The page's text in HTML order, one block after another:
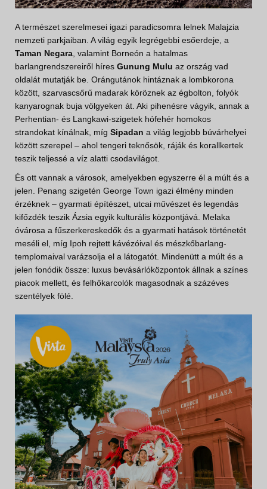
A természet szerelmesei igazi paradicsomra lelnek Malajzia
nemzeti parkjaiban. A világ egyik legrégebbi esőerdeje, a
Taman Negara , valamint Borneón a hatalmas
barlangrendszereiről híres Gunung Mulu az ország vad
oldalát mutatják be. Orángutánok hintáznak a lombkorona
között, szarvascsőrű madarak köröznek az égbolton, folyók
kanyarognak buja völgyeken át. Aki pihenésre vágyik, annak a
Perhentian- és Langkawi-szigetek hófehér homokos
strandokat kínálnak, míg Sipadan a világ legjobb búvárhelyei
között szerepel – ahol tengeri teknősök, ráják és korallkertek
teszik teljessé a víz alatti csodavilágot.
És ott vannak a városok, amelyekben egyszerre él a múlt és a
jelen. Penang szigetén George Town igazi élmény minden
érzéknek – gyarmati építészet, utcai művészet és legendás
kifőzdék teszik Ázsia egyik kulturális központjává. Melaka
óvárosa a fűszerkereskedők és a gyarmati hatások történetét
meséli el, míg Ipoh rejtett kávézóival és mészkőbarlang-
templomaival varázsolja el a látogatót. Mindenütt a múlt és a
jelen fonódik össze: luxus bevásárlóközpontok állnak a színes
piacok mellett, és felhőkarcolók magasodnak a százéves
szentélyek fölé.